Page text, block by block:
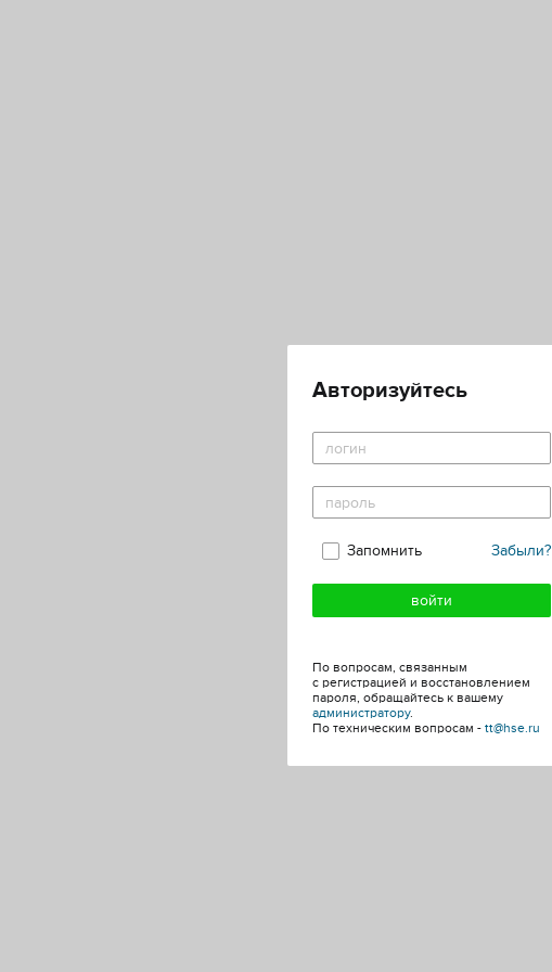
Авторизуйтесь
Забыли?
Запомнить
По вопросам, связанным
с регистрацией и восстановлением
пароля, обращайтесь к вашему
администратору.
По техническим вопросам - tt@hse.ru